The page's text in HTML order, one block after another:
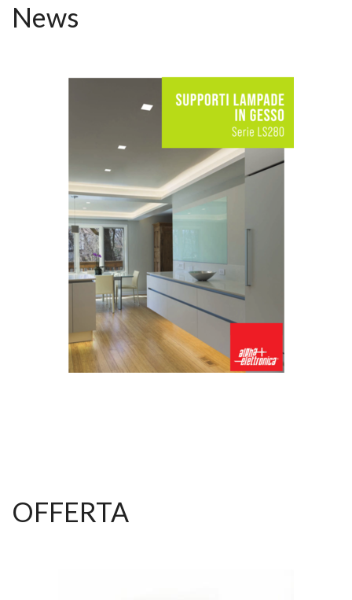
News
OFFERTA